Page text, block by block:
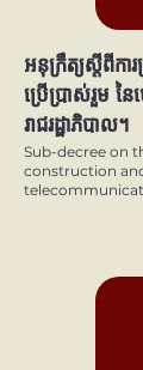
អនុក្រឹត្យស្ដីពីកា
ប្រើប្រាស់រួម នៃ
រាជរដ្ឋាភិបាល។
Sub-decree on
construction